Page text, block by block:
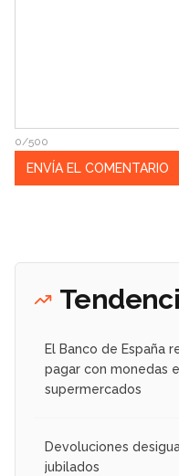
0/500
El Banco de España
pagar con monedas
supermercados
Devoluciones
jubilados